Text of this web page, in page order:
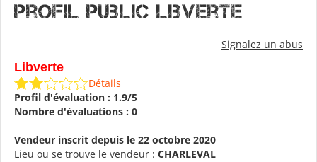
Profil public Libverte
Signalez un abus
Libverte
Détails
Profil d'évaluation : 1.9/5
Nombre d'évaluations : 0
Vendeur inscrit depuis le 22 octobre 2020
Lieu ou se trouve le vendeur : CHARLEVAL